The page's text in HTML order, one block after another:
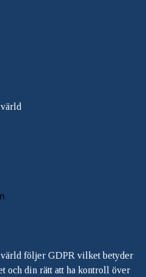
följer GDPR vilket betyder
och din rätt att ha kontroll över